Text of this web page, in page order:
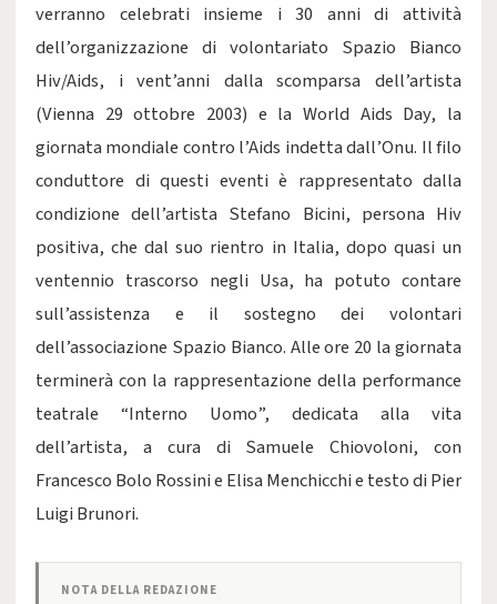
verranno celebrati insieme i 30 anni di attività
dell’organizzazione di volontariato Spazio Bianco
Hiv/Aids, i vent’anni dalla scomparsa dell’artista
(Vienna 29 ottobre 2003) e la World Aids Day, la
giornata mondiale contro l’Aids indetta dall’Onu. Il filo
conduttore di questi eventi è rappresentato dalla
condizione dell’artista Stefano Bicini, persona Hiv
positiva, che dal suo rientro in Italia, dopo quasi un
ventennio trascorso negli Usa, ha potuto contare
sull’assistenza e il sostegno dei volontari
dell’associazione Spazio Bianco. Alle ore 20 la giornata
terminerà con la rappresentazione della performance
teatrale “Interno Uomo”, dedicata alla vita
dell’artista, a cura di Samuele Chiovoloni, con
Francesco Bolo Rossini e Elisa Menchicchi e testo di Pier
Luigi Brunori.
NOTA DELLA REDAZIONE